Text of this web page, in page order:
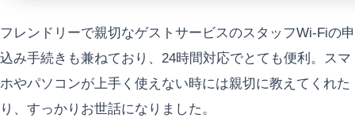
フレンドリーで親切なゲストサービスのスタッフWi-Fiの申
込み手続きも兼ねており、24時間対応でとても便利。スマ
ホやパソコンが上手く使えない時には親切に教えてくれた
り、すっかりお世話になりました。